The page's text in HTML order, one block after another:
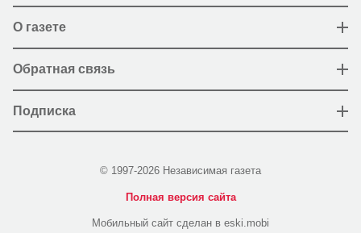
О газете
Обратная связь
Подписка
© 1997-2026 Независимая газета
Полная версия сайта
Мобильный сайт сделан в eski.mobi